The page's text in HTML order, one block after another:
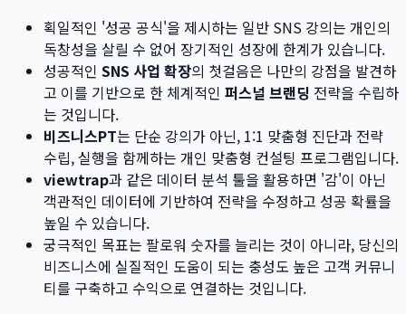
획일적인 '성공 공식'을 제시하는 일반 SNS 강의는 개인의
독창성을 살릴 수 없어 장기적인 성장에 한계가 있습니다.
성공적인 SNS 사업 확장의 첫걸음은 나만의 강점을 발견하
고 이를 기반으로 한 체계적인 퍼스널 브랜딩 전략을 수립하
는 것입니다.
비즈니스PT는 단순 강의가 아닌, 1:1 맞춤형 진단과 전략
수립, 실행을 함께하는 개인 맞춤형 컨설팅 프로그램입니다.
viewtrap과 같은 데이터 분석 툴을 활용하면 '감'이 아닌
객관적인 데이터에 기반하여 전략을 수정하고 성공 확률을
높일 수 있습니다.
궁극적인 목표는 팔로워 숫자를 늘리는 것이 아니라, 당신의
비즈니스에 실질적인 도움이 되는 충성도 높은 고객 커뮤니
티를 구축하고 수익으로 연결하는 것입니다.